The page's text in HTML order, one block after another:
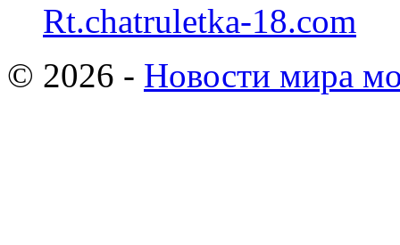
Rt.chatruletka-18.com
© 2026 - Новости мира